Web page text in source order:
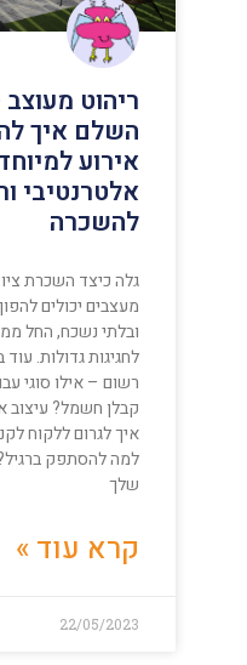
ריהוט
השלם איך
אירוע
אלטרנטיבי
להשכרה
גלה כיצד השכרת
מעצבים יכולים
ובלתי נשכח, החל
לחגיגות גדולות.
רשום – אילו סוגי
קבלן חשמל? עיצוב
איך לגרום ללקוח
למה להסתפק
שלך
קרא עוד »
22/05/2023